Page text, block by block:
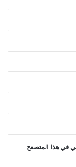
في هذا المتصفح